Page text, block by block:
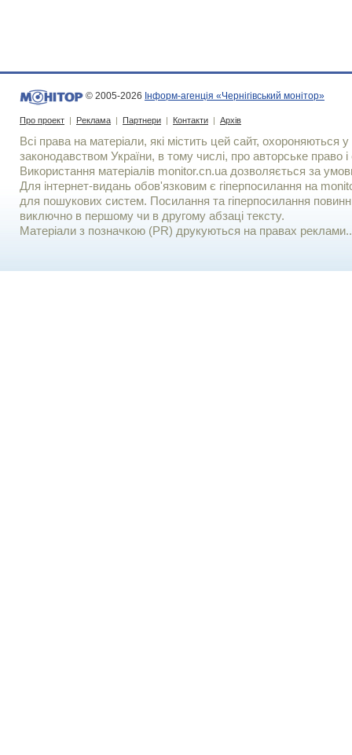
© 2005-2026 Інформ-агенція «Чернігівський монітор»
Про проект | Реклама | Партнери | Контакти | Архів
Всі права на матеріали, які містить цей сайт, охороняються у
законодавством України, в тому числі, про авторське право і
Використання матерiалiв monitor.cn.ua дозволяється за
Для iнтернет-видань обов'язковим є гiперпосилання на
для пошукових систем. Посилання та гіперпосилання
виключно в першому чи в другому абзаці тексту.
Матеріали з позначкою (PR) друкуються на правах реклами..